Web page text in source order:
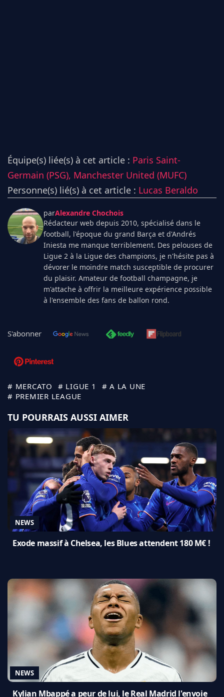
Équipe(s) liée(s) à cet article : Paris Saint-
Germain (PSG), Manchester United (MUFC)
Personne(s) lié(s) à cet article : Lucas Beraldo
parAlexandre Chochois
Rédacteur web depuis 2010, spécialisé dans le
football, l'époque du grand Barça et d'Andrés
Iniesta me manque terriblement. Des pelouses de
Ligue 2 à la Ligue des champions, je n'hésite pas à
dévorer le moindre match susceptible de procurer
du plaisir. Amateur de football champagne, je
m'attache à offrir la meilleure expérience possible
à l'ensemble des fans de ballon rond.
S'abonner
# MERCATO # LIGUE 1
# A LA UNE
# PREMIER LEAGUE
TU POURRAIS AUSSI AIMER
NEWS
Exode massif à Chelsea, les Blues attendent 180 M€ !
NEWS
Kylian Mbappé a peur de lui, le Real Madrid l'envoie